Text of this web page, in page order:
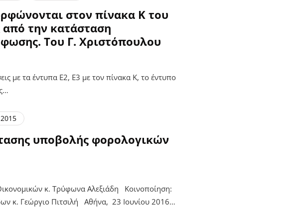
στον πίνακα Κ του
από την κατάσταση
Του Γ. Χριστόπουλου
με τα έντυπα Ε2, Ε3 με τον πίνακα Κ, το έντυπο
υποβολής φορολογικών
κ. Τρύφωνα Αλεξιάδη Κοινοποίηση:
κ. Γεώργιο Πιτσιλή Αθήνα, 23 Ιουνίου 2016…